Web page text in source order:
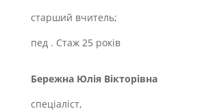
старший вчитель;
пед . Стаж 25 років
Бережна Юлія Вікторівна
спеціаліст,